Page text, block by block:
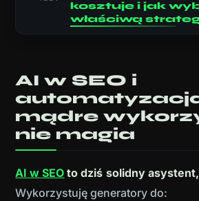
kosztuje i jak
właściwą
AI w SEO i
mądre
nie magia
AI w SEO to dziś solidny
Wykorzystuję generatory do: